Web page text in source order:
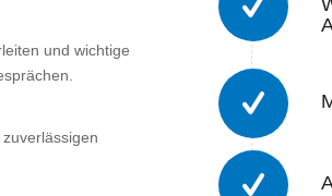
und wichtige